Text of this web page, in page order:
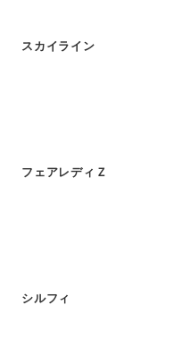
スカイライン
フェアレディＺ
シルフィ